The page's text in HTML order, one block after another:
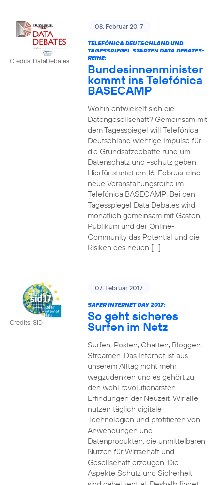
Credits: DataDebates
08. Februar 2017
TELEFÓNICA DEUTSCHLAND UND
TAGESSPIEGEL STARTEN DATA DEBATES-
REIHE:
Bundesinnenminister
kommt ins Telefónica
BASECAMP
Wohin entwickelt sich die
Datengesellschaft? Gemeinsam mit
dem Tagesspiegel will Telefónica
Deutschland wichtige Impulse für
die Grundsatzdebatte rund um
Datenschatz und -schutz geben.
Hierfür startet am 16. Februar eine
neue Veranstaltungsreihe im
Telefónica BASECAMP: Bei den
Tagesspiegel Data Debates wird
monatlich gemeinsam mit Gästen,
Publikum und der Online-
Community das Potential und die
Risiken des neuen […]
Credits: SID
07. Februar 2017
SAFER INTERNET DAY 2017:
So geht sicheres
Surfen im Netz
Surfen, Posten, Chatten, Bloggen,
Streamen. Das Internet ist aus
unserem Alltag nicht mehr
wegzudenken und es gehört zu
den wohl revolutionärsten
Erfindungen der Neuzeit. Wir alle
nutzen täglich digitale
Technologien und profitieren von
Anwendungen und
Datenprodukten, die unmittelbaren
Nutzen für Wirtschaft und
Gesellschaft erzeugen. Die
Aspekte Schutz und Sicherheit